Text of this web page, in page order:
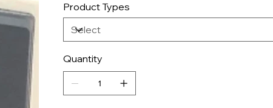
Product Types
Quantity